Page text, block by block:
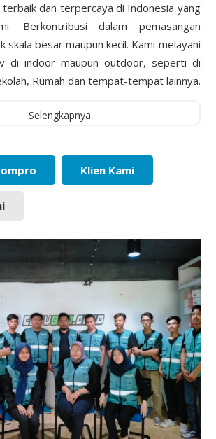
terbaik dan terpercaya di Indonesia yang
Berkontribusi dalam pemasangan
skala besar maupun kecil. Kami melayani
di indoor maupun outdoor, seperti di
Rumah dan tempat-tempat lainnya.
Selengkapnya
Klien Kami